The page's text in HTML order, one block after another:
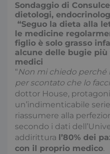
Sondaggio di
dietologi,
“Seguo la dieta alla
le medicine
figlio è solo grasso
alcune delle bugie
medici
“Non mi chiedo perché
per scontato che lo
dottor House,
un’indimenticabile
riassumere alla
secondo i dati
addirittura l’80% dei
con il proprio medico.